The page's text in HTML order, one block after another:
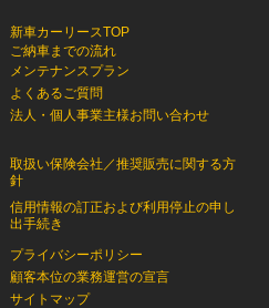
新車カーリースTOP
ご納車までの流れ
メンテナンスプラン
よくあるご質問
法人・個人事業主様お問い合わせ
取扱い保険会社／推奨販売に関する方
針
信用情報の訂正および利用停止の申し
出手続き
プライバシーポリシー
顧客本位の業務運営の宣言
サイトマップ